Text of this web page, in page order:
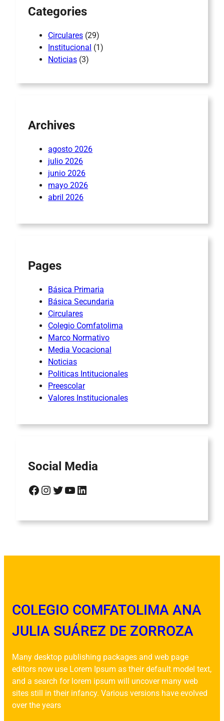
Categories
Circulares (29)
Institucional (1)
Noticias (3)
Archives
agosto 2026
julio 2026
junio 2026
mayo 2026
abril 2026
Pages
Básica Primaria
Básica Secundaria
Circulares
Colegio Comfatolima
Marco Normativo
Media Vocacional
Noticias
Politicas Intitucionales
Preescolar
Valores Institucionales
Social Media
Facebook Instagram Twitter YouTube LinkedIn
COLEGIO COMFATOLIMA ANA
JULIA SUÁREZ DE ZORROZA
Many desktop publishing packages and web page
editors now use Lorem Ipsum as their default model text,
and a search for lorem ipsum will uncover many web
sites still in their infancy. Various versions have evolved
over the years